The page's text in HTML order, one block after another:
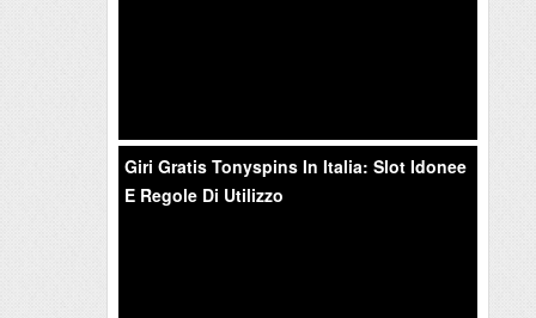
Giri Gratis Tonyspins In Italia: Slot Idonee
E Regole Di Utilizzo